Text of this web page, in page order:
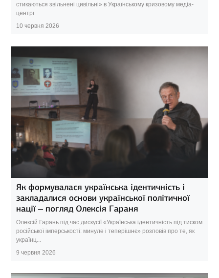
стикаються звільнені цивільні» в Українському кризовому медіа-
центрі
10 червня 2026
Як формувалася українська ідентичність і
закладалися основи української політичної
нації – погляд Олексія Гараня
Олексій Гарань під час дискусії «Українська ідентичність під тиском
російської імперськості: минуле і теперішнє» розповів про те, як
українц...
9 червня 2026